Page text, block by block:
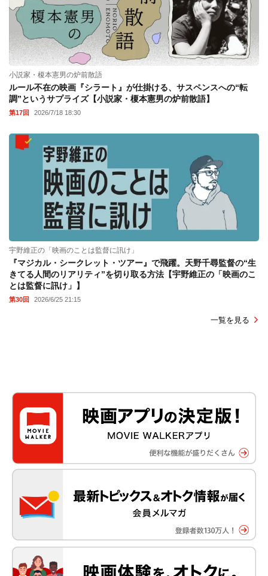
小説家・榎本憲男の炉前散語
ルール不在の映画『シラート』が仕掛ける、サスペンスへの“転
調”というサプライズ【小説家・榎本憲男の炉前散語】
第17回 2026/7/18 18:30
宇野維正の「映画のことは監督に訊け」
『マジカル・シークレット・ツアー』で飛躍。天野千尋監督の“生
きてる人間のリアリティ”を切り取る方法【宇野維正の「映画のこ
とは監督に訊け」】
第30回 2026/6/25 21:15
一覧を見る